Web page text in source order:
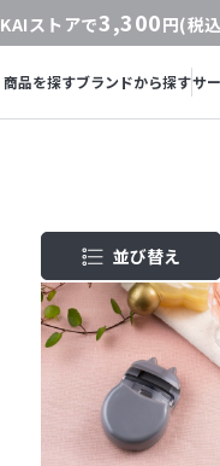
KAIストアで3,300円(税
商品を探すブランドから探すサ
並び替え
商品コード
商品名
発売日
価格(安い順)
価格(高い順)